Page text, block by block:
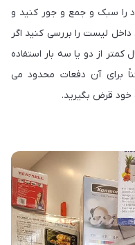
را سبک و جمع و جور کنید و
لیست را بررسی کنید اگر
از دو یا سه بار استفاده
برای آن دفعات محدود می
خود قرض بگیرید.